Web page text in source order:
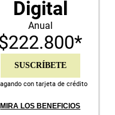
Digital
Anual
SUSCRÍBETE
con tarjeta de crédito
MIRA LOS BENEFICIOS